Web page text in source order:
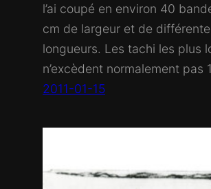
l’ai coupé en environ 40
cm de largeur et de
longueurs. Les tachi les plus
n’excèdent normalement pas
2011-01-15